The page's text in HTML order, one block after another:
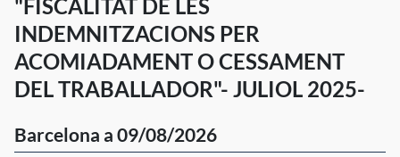
"FISCALITAT DE LES
INDEMNITZACIONS PER
ACOMIADAMENT O CESSAMENT
DEL TRABALLADOR"- JULIOL 2025-
Barcelona a 09/08/2026